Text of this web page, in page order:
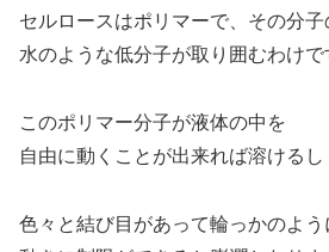
セルロースはポリマーで、その分子
水のような低分子が取り囲むわけで
このポリマー分子が液体の中を
自由に動くことが出来れば溶けるし
色々と結び目があって輪っかのよう